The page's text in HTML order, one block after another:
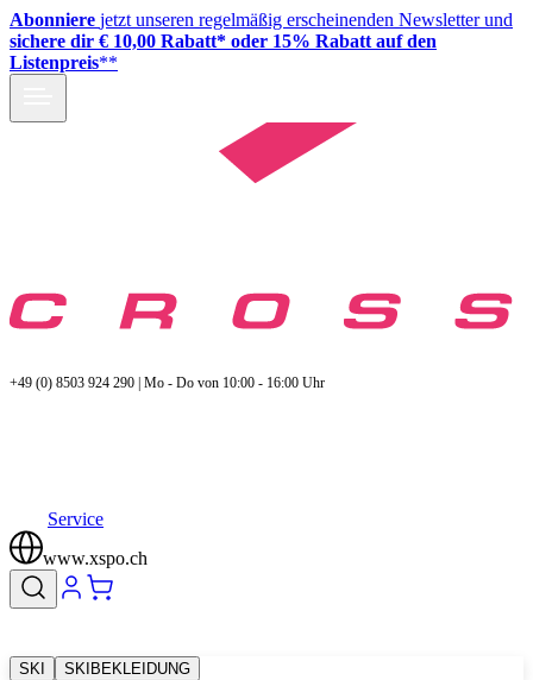
Abonniere jetzt unseren regelmäßig erscheinenden Newsletter und
sichere dir € 10,00 Rabatt* oder 15% Rabatt auf den
Listenpreis**
+49 (0) 8503 924 290 | Mo - Do von 10:00 - 16:00 Uhr
Service
www.xspo.ch
SKI SKIBEKLEIDUNG